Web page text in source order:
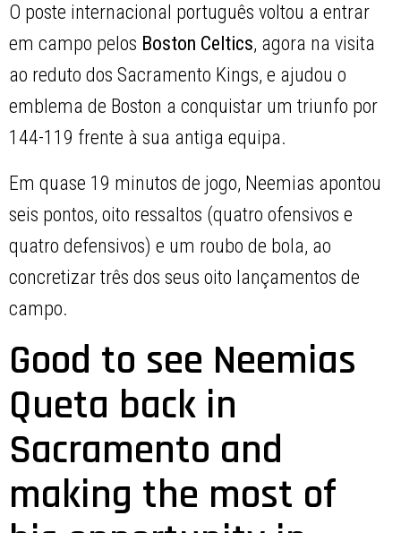
O poste internacional português voltou a entrar
em campo pelos Boston Celtics, agora na visita
ao reduto dos Sacramento Kings, e ajudou o
emblema de Boston a conquistar um triunfo por
144-119 frente à sua antiga equipa.
Em quase 19 minutos de jogo, Neemias apontou
seis pontos, oito ressaltos (quatro ofensivos e
quatro defensivos) e um roubo de bola, ao
concretizar três dos seus oito lançamentos de
campo.
Good to see Neemias
Queta back in
Sacramento and
making the most of